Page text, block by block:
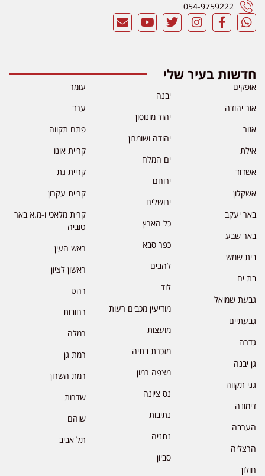
054-9759222
חדשות בעיר שלי
אופקים
אור יהודה
אזור
אילת
אשדוד
אשקלון
באר יעקב
באר שבע
בית שמש
בת ים
גבעת שמואל
גבעתיים
גדרה
גן יבנה
גני תקווה
דימונה
הערבה
הרצליה
חולון
יבנה
יהוד מונוסון
יהודה ושומרון
ים המלח
ירוחם
ירושלים
כל הארץ
כפר סבא
להבים
לוד
מודיעין מכבים רעות
מועצות
מזכרת בתיה
מצפה רמון
נס ציונה
נתיבות
נתניה
סביון
עומר
ערד
פתח תקווה
קריית אונו
קריית גת
קריית עקרון
קרית מלאכי ו-מ.א באר
טוביה
ראש העין
ראשון לציון
רהט
רחובות
רמלה
רמת גן
רמת השרון
שדרות
שוהם
תל אביב